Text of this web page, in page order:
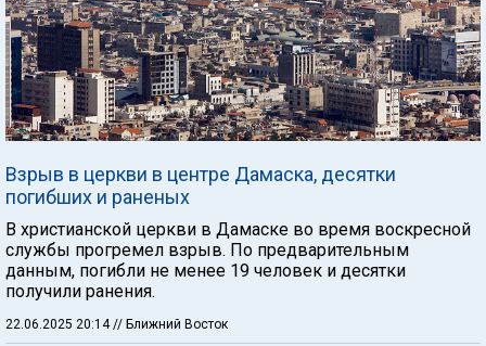
Взрыв в церкви в центре Дамаска, десятки
погибших и раненых
В христианской церкви в Дамаске во время воскресной
службы прогремел взрыв. По предварительным
данным, погибли не менее 19 человек и десятки
получили ранения.
22.06.2025 20:14 // Ближний Восток